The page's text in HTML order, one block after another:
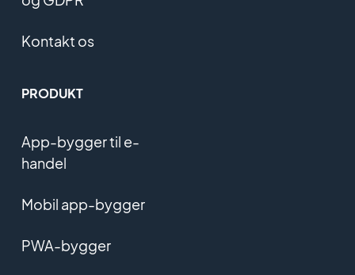
Kontakt os
PRODUKT
App-bygger til e-
handel
Mobil app-bygger
PWA-bygger